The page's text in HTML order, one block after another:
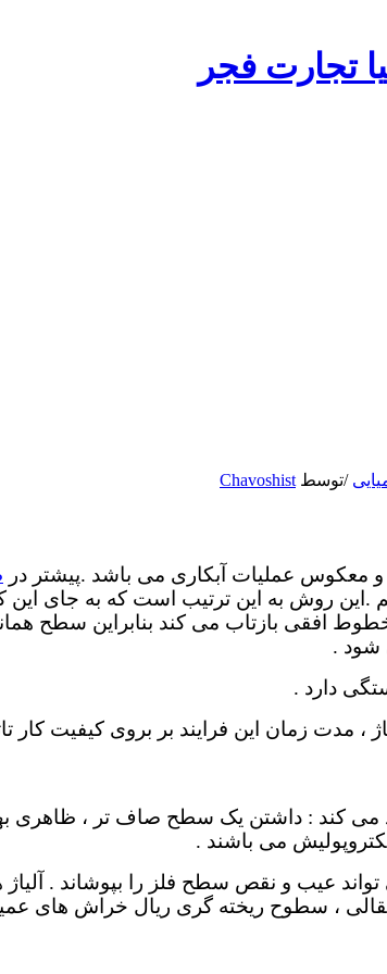
تجارت فجر
/توسط Chavoshist
و معکوس عملیات آبکاری می باشد .پیشتر در
.این روش به این ترتیب است که به جای
افقی بازتاب می کند بنابراین سطح
شود .
دارد .
، مدت زمان این فرایند بر بروی کیفیت کار
می کند : داشتن یک سطح صاف تر ،
می باشند .
تواند عیب و نقص سطح فلز را بپوشاند .
، سطوح ریخته گری ریال خراش های